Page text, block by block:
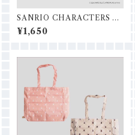
SANRIO CHARACTERS シ
ョッピングバッグS
¥1,650